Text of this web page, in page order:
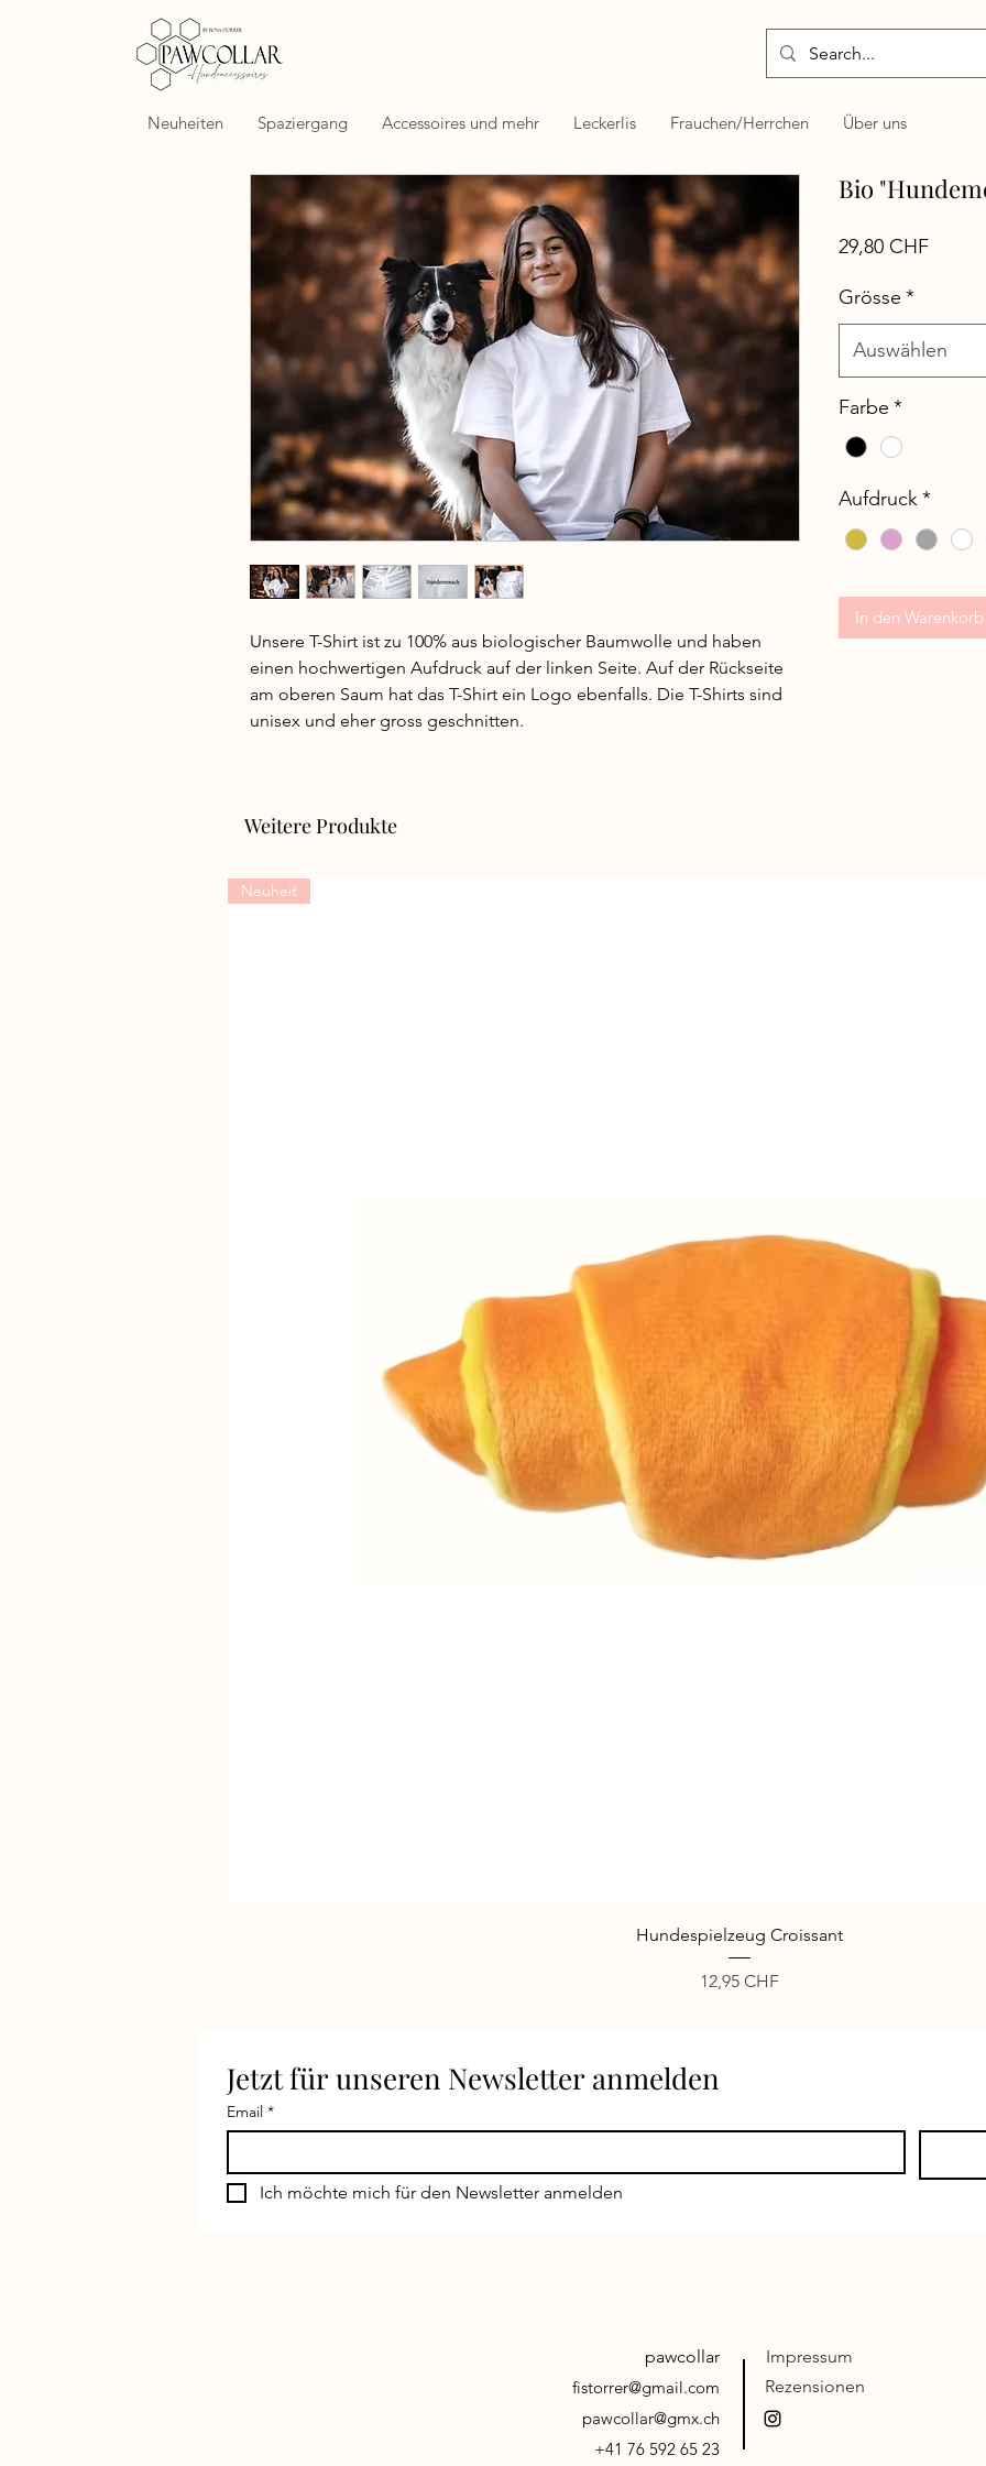
Neuheiten Spaziergang Accessoires und mehr Leckerlis Frauchen/Herrchen Über uns
Unsere T-Shirt ist zu 100% aus biologischer Baumwolle und haben
einen hochwertigen Aufdruck auf der linken Seite. Auf der Rückseite
am oberen Saum hat das T-Shirt ein Logo ebenfalls. Die T-Shirts sind
unisex und eher gross geschnitten.
Bio
29,80 CHFPreis
Grösse *
Auswählen
Farbe *
Aufdruck*
In den Warenkorb
Weitere Produkte
Schnellansicht
Neuheit
Hundespielzeug Croissant
Preis
12,95 CHF
Jetzt für unseren Newsletter anmelden
Email *
Ich möchte mich für den Newsletter anmelden
pawcollar
fistorrer@gmail.com
pawcollar@gmx.ch
+41 76 592 65 23
Impressum
Rezensionen